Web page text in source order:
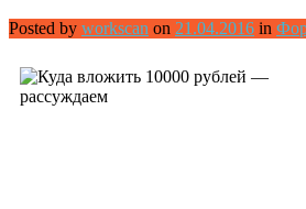
Posted by workscan on 21.04.2016 in